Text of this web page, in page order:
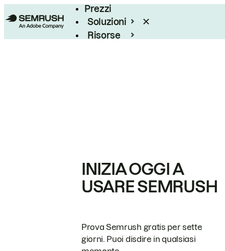
Prezzi
Soluzioni
Risorse
INIZIA OGGI A
USARE SEMRUSH
Prova Semrush gratis per sette
giorni. Puoi disdire in qualsiasi